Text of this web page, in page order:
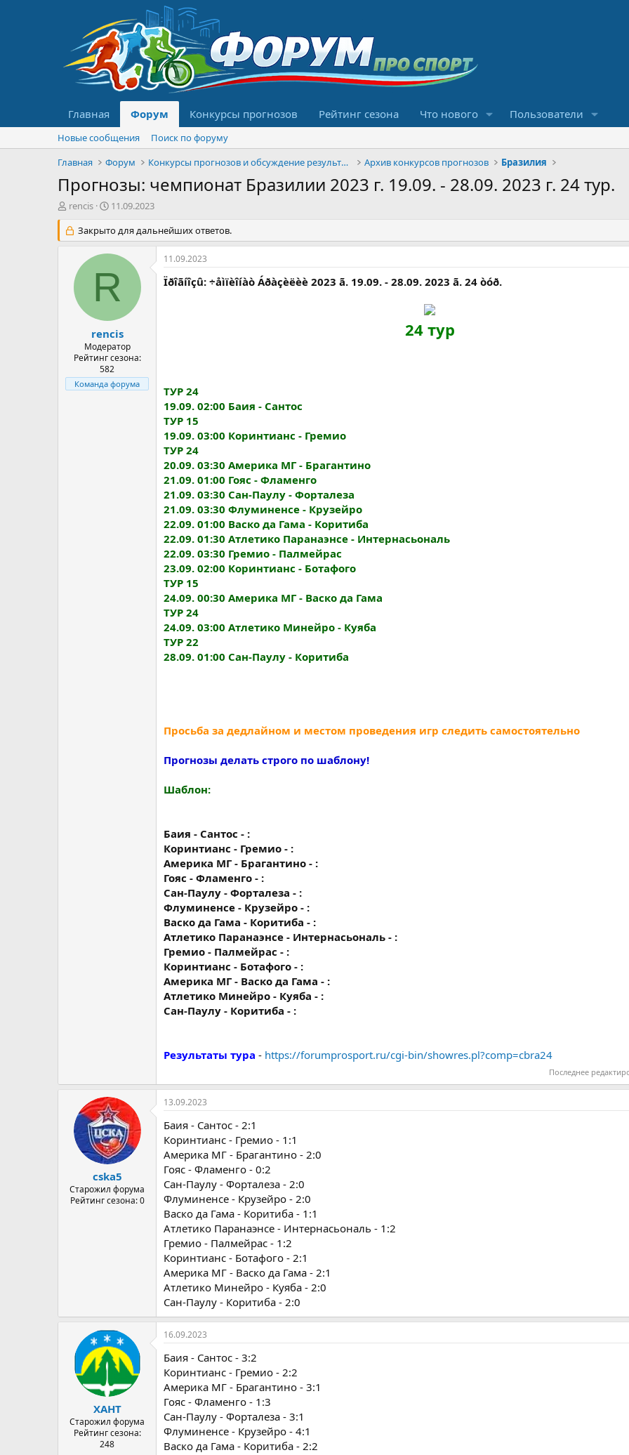
Главная Форум Конкурсы прогнозов Рейтинг сезона Что нового Пользователи
Новые сообщения
Поиск по форуму
Главная
Форум Конкурсы прогнозов и обсуждение результатов Архив конкурсов прогнозов Бразилия
Прогнозы: чемпионат Бразилии 2023 г. 19.09. - 28.09. 2023 г. 24 тур.
А
т
о
м
rencis
Д
т
а
н
ч
а
а
11.09.2023
Закрыто для дальнейших ответов.
R
rencis
Модератор
Рейтинг сезона:
582
Команда форума
11.09.2023
Ïðîãíîçû: ÷åìïèîíàò Áðàçèëèè 2023 ã. 19.09. - 28.09. 2023 ã. 24 òóð.
24 тур
ТУР 24
19.09. 02:00 Баия - Сантос
ТУР 15
19.09. 03:00 Коринтианс - Гремио
ТУР 24
20.09. 03:30 Америка МГ - Брагантино
21.09. 01:00 Гояс - Фламенго
21.09. 03:30 Сан-Паулу - Форталеза
21.09. 03:30 Флуминенсе - Крузейро
22.09. 01:00 Васко да Гама - Коритиба
22.09. 01:30 Атлетико Паранаэнсе - Интернасьональ
22.09. 03:30 Гремио - Палмейрас
23.09. 02:00 Коринтианс - Ботафого
ТУР 15
24.09. 00:30 Америка МГ - Васко да Гама
ТУР 24
24.09. 03:00 Атлетико Минейро - Куяба
ТУР 22
28.09. 01:00 Сан-Паулу - Коритиба
Просьба за дедлайном и местом проведения игр следить самостоятельно
Прогнозы делать строго по шаблону!
Шаблон:
Баия - Сантос - :
Коринтианс - Гремио - :
Америка МГ - Брагантино - :
Гояс - Фламенго - :
Сан-Паулу - Форталеза - :
Флуминенсе - Крузейро - :
Васко да Гама - Коритиба - :
Атлетико Паранаэнсе - Интернасьональ - :
Гремио - Палмейрас - :
Коринтианс - Ботафого - :
Америка МГ - Васко да Гама - :
Атлетико Минейро - Куяба - :
Сан-Паулу - Коритиба - :
Результаты тура - https://forumprosport.ru/cgi-bin/showres.pl?comp=cbra24
Последнее
cska5
Старожил форума
Рейтинг сезона: 0
13.09.2023
Баия - Сантос - 2:1
Коринтианс - Гремио - 1:1
Америка МГ - Брагантино - 2:0
Гояс - Фламенго - 0:2
Сан-Паулу - Форталеза - 2:0
Флуминенсе - Крузейро - 2:0
Васко да Гама - Коритиба - 1:1
Атлетико Паранаэнсе - Интернасьональ - 1:2
Гремио - Палмейрас - 1:2
Коринтианс - Ботафого - 2:1
Америка МГ - Васко да Гама - 2:1
Атлетико Минейро - Куяба - 2:0
Сан-Паулу - Коритиба - 2:0
ХАНТ
Старожил форума
Рейтинг сезона:
248
16.09.2023
Баия - Сантос - 3:2
Коринтианс - Гремио - 2:2
Америка МГ - Брагантино - 3:1
Гояс - Фламенго - 1:3
Сан-Паулу - Форталеза - 3:1
Флуминенсе - Крузейро - 4:1
Васко да Гама - Коритиба - 2:2